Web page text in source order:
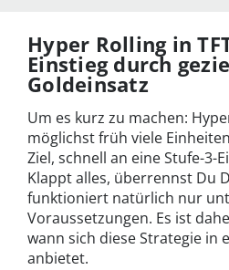
Hyper Rolling in
Einstieg durch
Goldeinsatz
Um es kurz zu machen:
möglichst früh viele
Ziel, schnell an eine Stufe-3-
Klappt alles, überrennst Du
funktioniert natürlich nur
Voraussetzungen. Es ist
wann sich diese Strategie in
anbietet.